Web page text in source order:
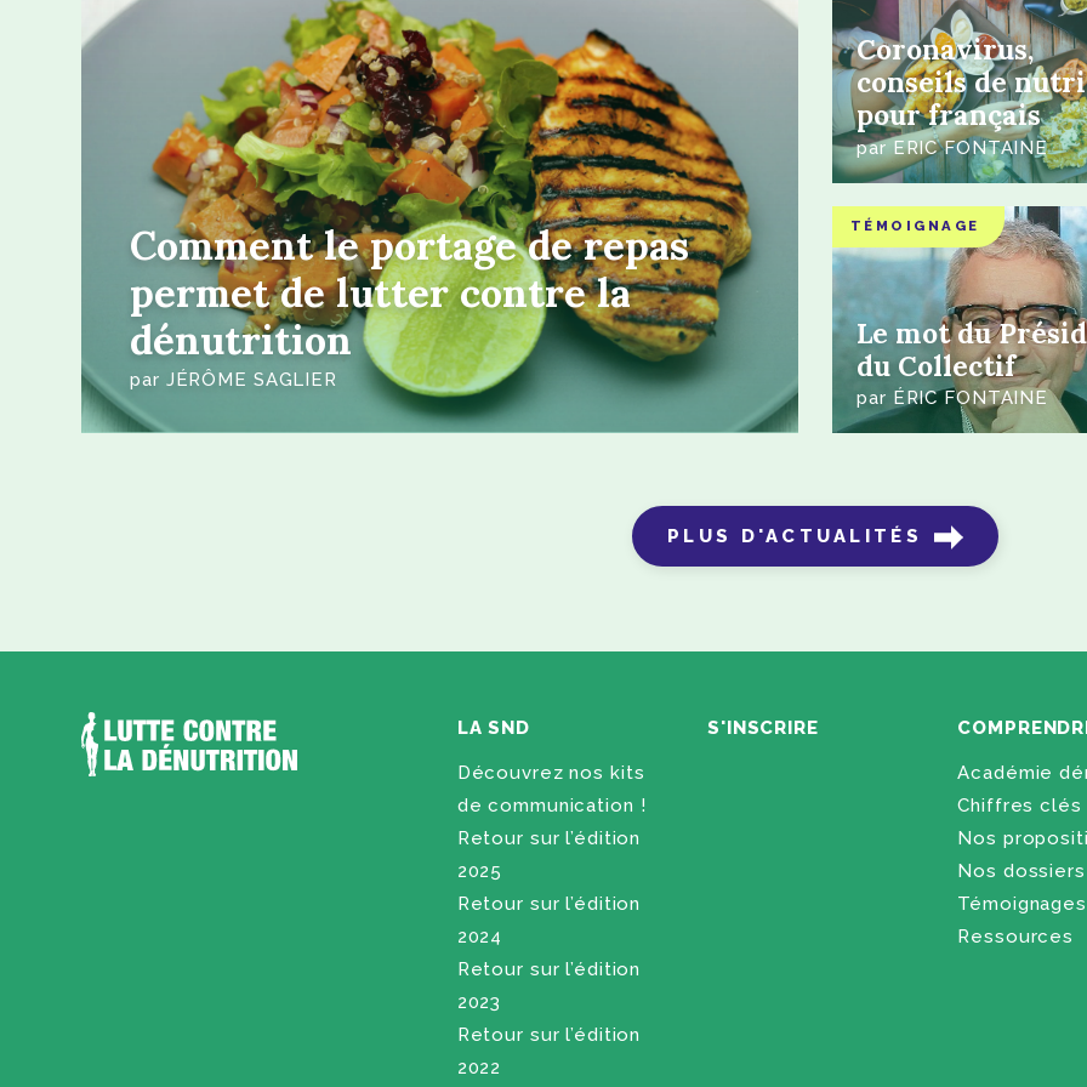
Comment le portage de repas
permet de lutter contre la
dénutrition
par JÉRÔME SAGLIER
Coronavirus,
conseils de
pour français
confinés
par ERIC FONTAINE
TÉMOIGNAGE
Le mot du
du Collectif
par ÉRIC FONTAINE
PLUS D'ACTUALITÉS
LA SND
Découvrez nos kits
de communication !
Retour sur l’édition
2025
Retour sur l’édition
2024
Retour sur l’édition
2023
Retour sur l’édition
2022
S'INSCRIRE
Académie
Chiffres clés
Nos
Nos dossiers
Témoignages
Ressources